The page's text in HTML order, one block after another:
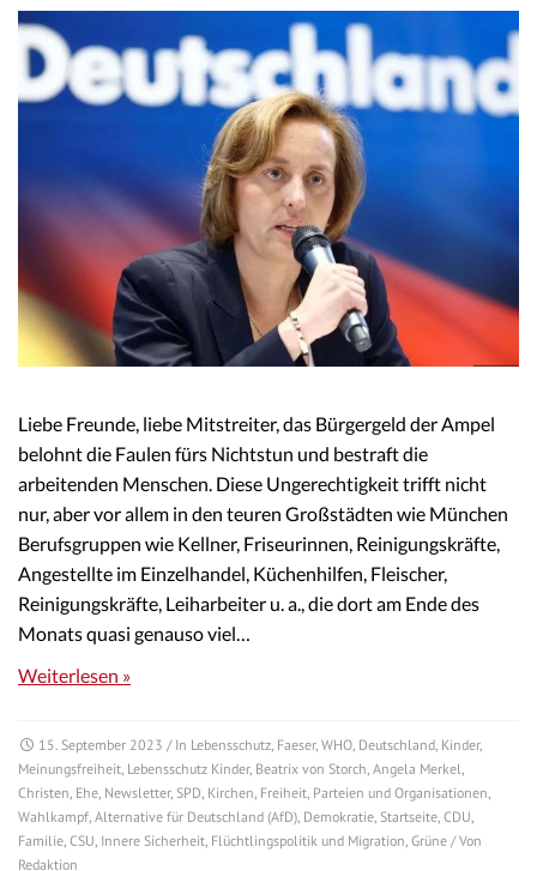
Liebe Freunde, liebe Mitstreiter, das Bürgergeld der Ampel
belohnt die Faulen fürs Nichtstun und bestraft die
arbeitenden Menschen. Diese Ungerechtigkeit trifft nicht
nur, aber vor allem in den teuren Großstädten wie München
Berufsgruppen wie Kellner, Friseurinnen, Reinigungskräfte,
Angestellte im Einzelhandel, Küchenhilfen, Fleischer,
Reinigungskräfte, Leiharbeiter u. a., die dort am Ende des
Monats quasi genauso viel…
Weiterlesen »
15. September 2023 / In Lebensschutz, Faeser, WHO, Deutschland, Kinder,
Meinungsfreiheit, Lebensschutz Kinder, Beatrix von Storch, Angela Merkel,
Christen, Ehe, Newsletter, SPD, Kirchen, Freiheit, Parteien und Organisationen,
Wahlkampf, Alternative für Deutschland (AfD), Demokratie, Startseite, CDU,
Familie, CSU, Innere Sicherheit, Flüchtlingspolitik und Migration, Grüne / Von
Redaktion